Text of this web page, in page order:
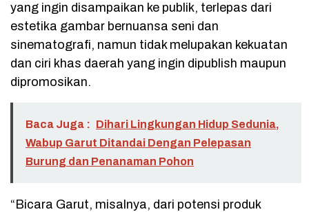
yang ingin disampaikan ke publik, terlepas dari
estetika gambar bernuansa seni dan
sinematografi, namun tidak melupakan kekuatan
dan ciri khas daerah yang ingin dipublish maupun
dipromosikan.
Baca Juga : Dihari Lingkungan Hidup Sedunia,
Wabup Garut Ditandai Dengan Pelepasan
Burung dan Penanaman Pohon
“Bicara Garut, misalnya, dari potensi produk